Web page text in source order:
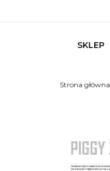
SKLEP
Strona główna